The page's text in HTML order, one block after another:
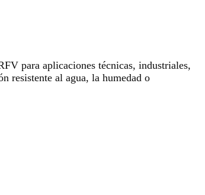
para aplicaciones técnicas, industriales,
resistente al agua, la humedad o